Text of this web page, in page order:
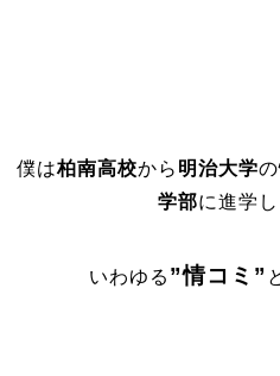
僕は柏南高校から 明治大学の
学部に進学し
いわゆる ”情コミ”